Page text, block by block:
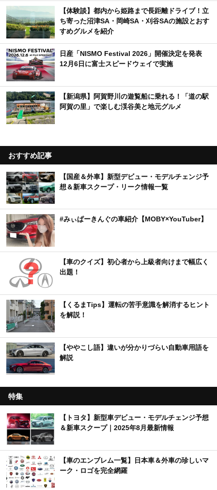
【体験談】都内から姫路まで長距離ドライブ！立
ち寄った沼津SA・岡崎SA・刈谷SAの施設とおす
すめグルメを紹介
日産「NISMO Festival 2026」開催決定を発表
12月6日に富士スピードウェイで実施
【新潟県】阿賀野川の遊覧船に乗れる！「道の駅
阿賀の里」で楽しむ渓谷美と地元グルメ
おすすめ記事
【国産＆外車】新型デビュー・モデルチェンジ予
想＆新車スクープ・リーク情報一覧
#みぃぱーきんぐの車紹介【MOBY×YouTuber】
【車のクイズ】初心者から上級者向けまで幅広く
出題！
【くるまTips】運転の苦手意識を解消するヒント
を解説！
【ややこし語】違いが分かりづらい自動車用語を
解説
特集
【トヨタ】新型車デビュー・モデルチェンジ予想
＆新車スクープ｜2025年8月最新情報
【車のエンブレム一覧】日本車＆外車の珍しいマ
ーク・ロゴを完全網羅